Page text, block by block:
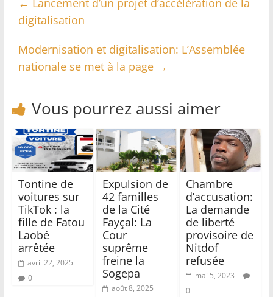
← Lancement d’un projet d’accélération de la
digitalisation
Modernisation et digitalisation: L’Assemblée
nationale se met à la page →
Vous pourrez aussi aimer
Tontine de
voitures sur
TikTok : la
fille de Fatou
Laobé
arrêtée
avril 22, 2025
0
Expulsion de
42 familles
de la Cité
Fayçal: La
Cour
suprême
freine la
Sogepa
août 8, 2025
Chambre
d’accusation:
La demande
de liberté
provisoire de
Nitdof
refusée
mai 5, 2023
0